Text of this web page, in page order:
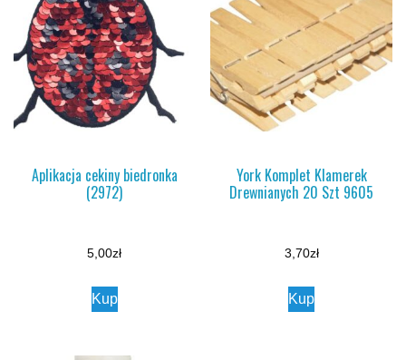
Aplikacja cekiny biedronka
(2972)
5,00zł
Kup
York Komplet Klamerek
Drewnianych 20 Szt 9605
3,70zł
Kup